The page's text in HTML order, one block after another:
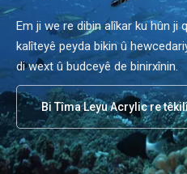
Em ji we re dibin alîkar ku hûn ji
kalîteyê peyda bikin û
di wext û budceyê de binirxînin.
Bi Tîma Leyu Acrylic re